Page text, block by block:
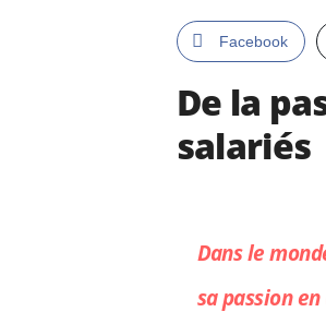
Facebook
De la
salariés
Dans le
sa passion